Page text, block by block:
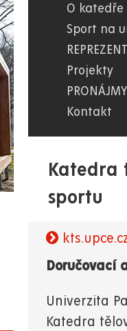
10.
KTS
O katedře
Sport na
Projekty
Kontakt
Katedra
sportu
Doručovací
Univerzita
Katedra